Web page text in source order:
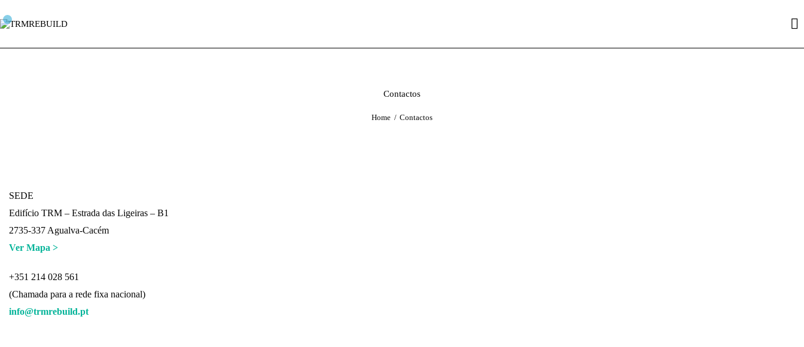
Contactos
Home Contactos
SEDE
Edifício TRM – Estrada das Ligeiras – B1
2735-337 Agualva-Cacém
Ver Mapa >
+351 214 028 561
(Chamada para a rede fixa nacional)
info@trmrebuild.pt